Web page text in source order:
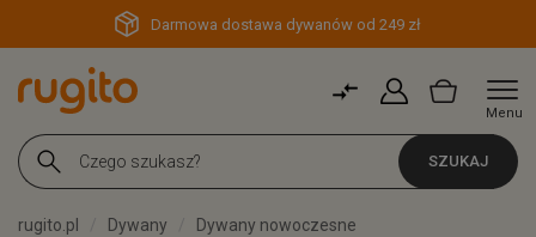
Darmowa dostawa dywanów od 249 zł
Menu
SZUKAJ
rugito.pl Dywany Dywany nowoczesne